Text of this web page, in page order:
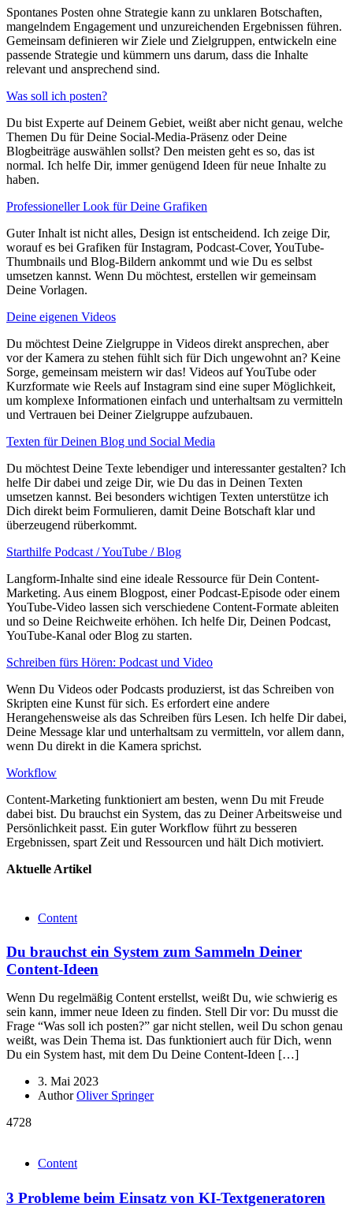
Spontanes Posten ohne Strategie kann zu unklaren Botschaften,
mangelndem Engagement und unzureichenden Ergebnissen führen.
Gemeinsam definieren wir Ziele und Zielgruppen, entwickeln eine
passende Strategie und kümmern uns darum, dass die Inhalte
relevant und ansprechend sind.
Was soll ich posten?
Du bist Experte auf Deinem Gebiet, weißt aber nicht genau, welche
Themen Du für Deine Social-Media-Präsenz oder Deine
Blogbeiträge auswählen sollst? Den meisten geht es so, das ist
normal. Ich helfe Dir, immer genügend Ideen für neue Inhalte zu
haben.
Professioneller Look für Deine Grafiken
Guter Inhalt ist nicht alles, Design ist entscheidend. Ich zeige Dir,
worauf es bei Grafiken für Instagram, Podcast-Cover, YouTube-
Thumbnails und Blog-Bildern ankommt und wie Du es selbst
umsetzen kannst. Wenn Du möchtest, erstellen wir gemeinsam
Deine Vorlagen.
Deine eigenen Videos
Du möchtest Deine Zielgruppe in Videos direkt ansprechen, aber
vor der Kamera zu stehen fühlt sich für Dich ungewohnt an? Keine
Sorge, gemeinsam meistern wir das! Videos auf YouTube oder
Kurzformate wie Reels auf Instagram sind eine super Möglichkeit,
um komplexe Informationen einfach und unterhaltsam zu vermitteln
und Vertrauen bei Deiner Zielgruppe aufzubauen.
Texten für Deinen Blog und Social Media
Du möchtest Deine Texte lebendiger und interessanter gestalten? Ich
helfe Dir dabei und zeige Dir, wie Du das in Deinen Texten
umsetzen kannst. Bei besonders wichtigen Texten unterstütze ich
Dich direkt beim Formulieren, damit Deine Botschaft klar und
überzeugend rüberkommt.
Starthilfe Podcast / YouTube / Blog
Langform-Inhalte sind eine ideale Ressource für Dein Content-
Marketing. Aus einem Blogpost, einer Podcast-Episode oder einem
YouTube-Video lassen sich verschiedene Content-Formate ableiten
und so Deine Reichweite erhöhen. Ich helfe Dir, Deinen Podcast,
YouTube-Kanal oder Blog zu starten.
Schreiben fürs Hören: Podcast und Video
Wenn Du Videos oder Podcasts produzierst, ist das Schreiben von
Skripten eine Kunst für sich. Es erfordert eine andere
Herangehensweise als das Schreiben fürs Lesen. Ich helfe Dir dabei,
Deine Message klar und unterhaltsam zu vermitteln, vor allem dann,
wenn Du direkt in die Kamera sprichst.
Workflow
Content-Marketing funktioniert am besten, wenn Du mit Freude
dabei bist. Du brauchst ein System, das zu Deiner Arbeitsweise und
Persönlichkeit passt. Ein guter Workflow führt zu besseren
Ergebnissen, spart Zeit und Ressourcen und hält Dich motiviert.
Aktuelle Artikel
Content
Du brauchst ein System zum Sammeln Deiner
Content-Ideen
Wenn Du regelmäßig Content erstellst, weißt Du, wie schwierig es
sein kann, immer neue Ideen zu finden. Stell Dir vor: Du musst die
Frage “Was soll ich posten?” gar nicht stellen, weil Du schon genau
weißt, was Dein Thema ist. Das funktioniert auch für Dich, wenn
Du ein System hast, mit dem Du Deine Content-Ideen […]
3. Mai 2023
AuthorOliver Springer
4728
Content
3 Probleme beim Einsatz von KI-Textgeneratoren